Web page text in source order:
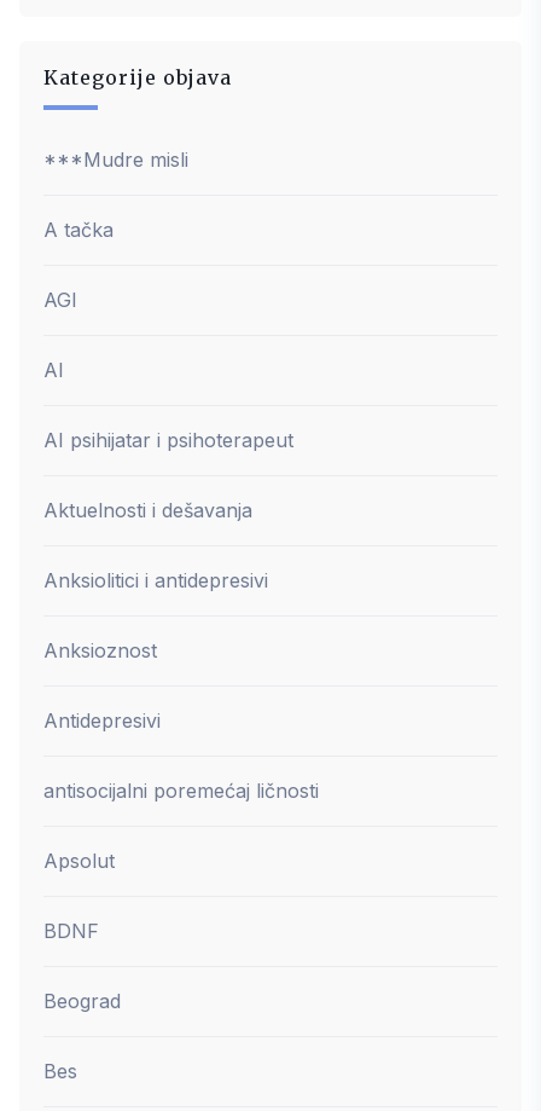
Kategorije objava
***Mudre misli
A tačka
AGI
AI
AI psihijatar i psihoterapeut
Aktuelnosti i dešavanja
Anksiolitici i antidepresivi
Anksioznost
Antidepresivi
antisocijalni poremećaj ličnosti
Apsolut
BDNF
Beograd
Bes